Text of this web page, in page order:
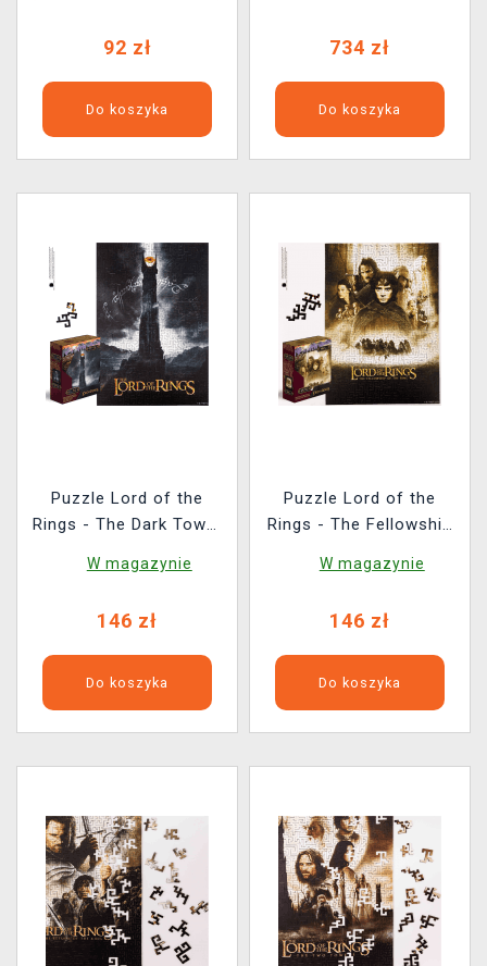
92 zł
Do koszyka
734 zł
Do koszyka
Puzzle Lord of the
Rings - The Dark Tower
(drewniane)
W magazynie
146 zł
Do koszyka
Puzzle Lord of the
Rings - The Fellowship
W magazynie
146 zł
Do koszyka